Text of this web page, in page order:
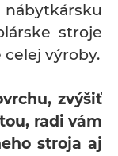
stroje
výroby.
zvýšiť
radi vám
stroja aj